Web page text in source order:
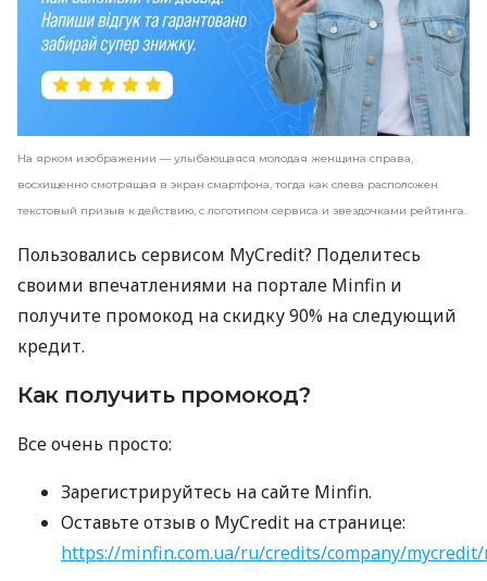
На ярком изображении — улыбающаяся молодая женщина справа,
восхищенно смотрящая в экран смартфона, тогда как слева расположен
текстовый призыв к действию, с логотипом сервиса и звездочками рейтинга.
Пользовались сервисом MyCredit? Поделитесь
своими впечатлениями на портале Minfin и
получите промокод на скидку 90% на следующий
кредит.
Как получить промокод?
Все очень просто:
Зарегистрируйтесь на сайте Minfin.
Оставьте отзыв о MyCredit на странице:
https://minfin.com.ua/ru/credits/company/